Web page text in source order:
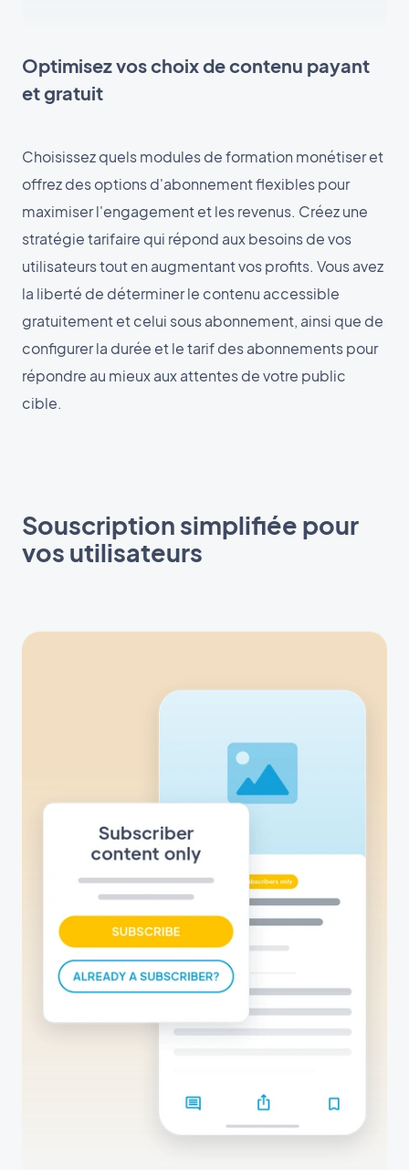
Optimisez vos choix de contenu payant
et gratuit
Choisissez quels modules de formation monétiser et
offrez des options d'abonnement flexibles pour
maximiser l'engagement et les revenus. Créez une
stratégie tarifaire qui répond aux besoins de vos
utilisateurs tout en augmentant vos profits. Vous avez
la liberté de déterminer le contenu accessible
gratuitement et celui sous abonnement, ainsi que de
configurer la durée et le tarif des abonnements pour
répondre au mieux aux attentes de votre public
cible.
Souscription simplifiée pour
vos utilisateurs